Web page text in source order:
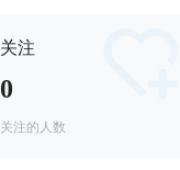
关注
0
关注的人数